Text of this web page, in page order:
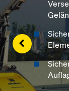
Left